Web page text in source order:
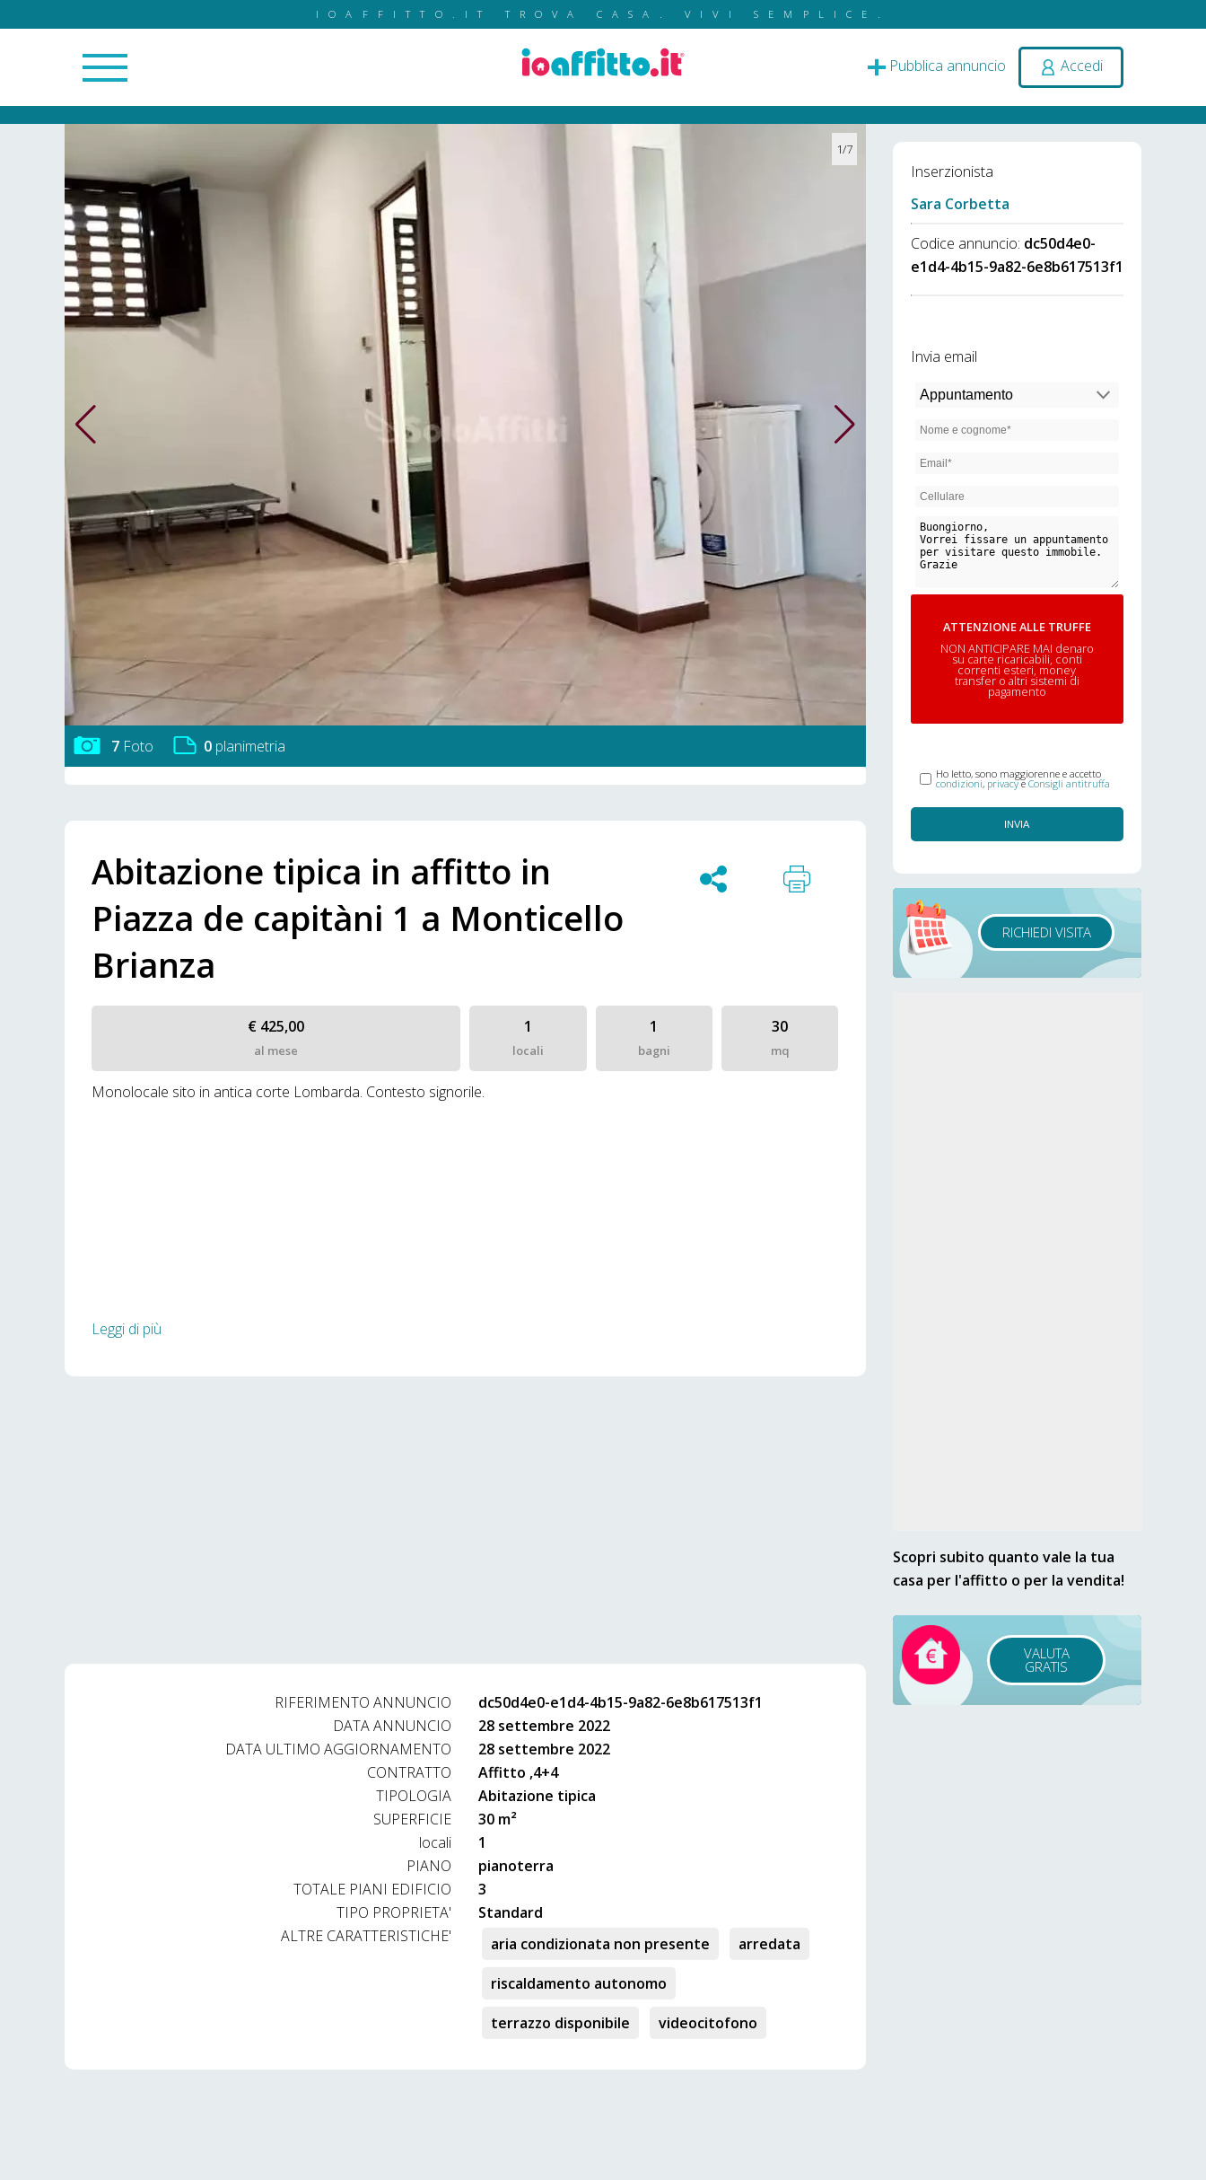
IOAFFITTO.IT TROVA CASA. VIVI SEMPLICE.
Pubblica annuncio Accedi
1/7
7 Foto 0 planimetria
Abitazione tipica in affitto in
Piazza de capitàni 1 a Monticello
Brianza
€ 425,00
al mese
1
locali
1
bagni
30
mq
Monolocale sito in antica corte Lombarda. Contesto signorile.
Leggi di più
RIFERIMENTO ANNUNCIO
dc50d4e0-e1d4-4b15-9a82-6e8b617513f1
DATA ANNUNCIO
28 settembre 2022
DATA ULTIMO AGGIORNAMENTO
28 settembre 2022
CONTRATTO
Affitto ,4+4
TIPOLOGIA
Abitazione tipica
SUPERFICIE
30 m²
locali
1
PIANO
pianoterra
TOTALE PIANI EDIFICIO
3
TIPO PROPRIETA'
Standard
ALTRE CARATTERISTICHE'
aria condizionata non presente
arredata
riscaldamento autonomo
terrazzo disponibile
videocitofono
Inserzionista
Sara Corbetta
Codice annuncio: dc50d4e0-
e1d4-4b15-9a82-6e8b617513f1
Invia email
ATTENZIONE ALLE TRUFFE
NON ANTICIPARE MAI denaro
su carte ricaricabili, conti
correnti esteri, money
transfer o altri sistemi di
pagamento
Ho letto, sono maggiorenne e accetto
condizioni, privacye Consigli antitruffa
INVIA
RICHIEDI VISITA
Scopri subito quanto vale la tua
casa per l'affitto o per la vendita!
VALUTA
GRATIS